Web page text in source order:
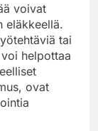
voivat
eläkkeellä.
tai
helpottaa
ovat